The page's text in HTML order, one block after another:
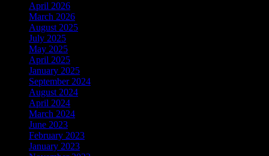
April 2026
March 2026
August 2025
July 2025
May 2025
April 2025
January 2025
September 2024
August 2024
April 2024
March 2024
June 2023
February 2023
January 2023